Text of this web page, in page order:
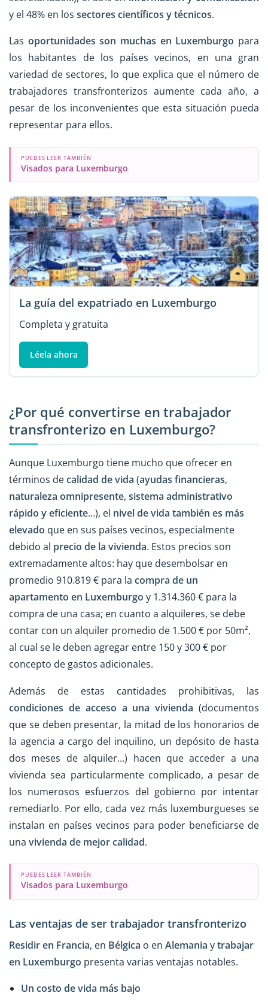
y el 48% en los sectores científicos y técnicos.
Las oportunidades son muchas en Luxemburgo para
los habitantes de los países vecinos, en una gran
variedad de sectores, lo que explica que el número de
trabajadores transfronterizos aumente cada año, a
pesar de los inconvenientes que esta situación pueda
representar para ellos.
PUEDES LEER TAMBIÉN
Visados para Luxemburgo
La guía del expatriado en Luxemburgo
Completa y gratuita
Léela ahora
¿Por qué convertirse en trabajador
transfronterizo en Luxemburgo?
Aunque Luxemburgo tiene mucho que ofrecer en
términos decalidad de vida (ayudas financieras,
naturaleza omnipresente, sistema administrativo
rápido y eficiente…), el nivel de vida también es más
elevado que en sus países vecinos, especialmente
debido al precio de la vivienda. Estos precios son
extremadamente altos: hay que desembolsar en
promedio 910.819 € para la compra de un
apartamento en Luxemburgo y 1.314.360 € para la
compra de una casa; en cuanto a alquileres, se debe
contar con un alquiler promedio de 1.500 € por 50m²,
al cual se le deben agregar entre 150 y 300 € por
concepto de gastos adicionales.
Además de estas cantidades prohibitivas, las
condiciones de acceso a una vivienda (documentos
que se deben presentar, la mitad de los honorarios de
la agencia a cargo del inquilino, un depósito de hasta
dos meses de alquiler…) hacen que acceder a una
vivienda sea particularmente complicado, a pesar de
los numerosos esfuerzos del gobierno por intentar
remediarlo. Por ello, cada vez más luxemburgueses se
instalan en países vecinos para poder beneficiarse de
una vivienda de mejor calidad.
PUEDES LEER TAMBIÉN
Visados para Luxemburgo
Las ventajas de ser trabajador transfronterizo
Residir en Francia, en Bélgica o en Alemania ytrabajar
en Luxemburgo presenta varias ventajas notables.
Un costo de vida más bajo